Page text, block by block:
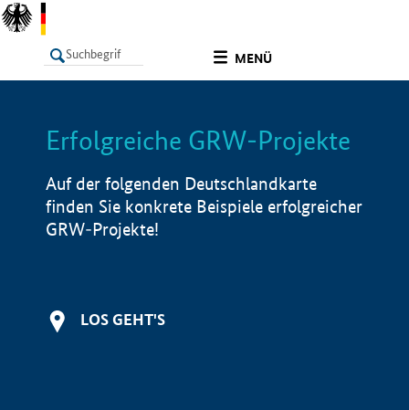
MENÜ
LISTE Info
Erfolgreiche GRW-Projekte
Auf der folgenden Deutschlandkarte
finden Sie konkrete Beispiele erfolgreicher
GRW-Projekte!
LOS GEHT'S